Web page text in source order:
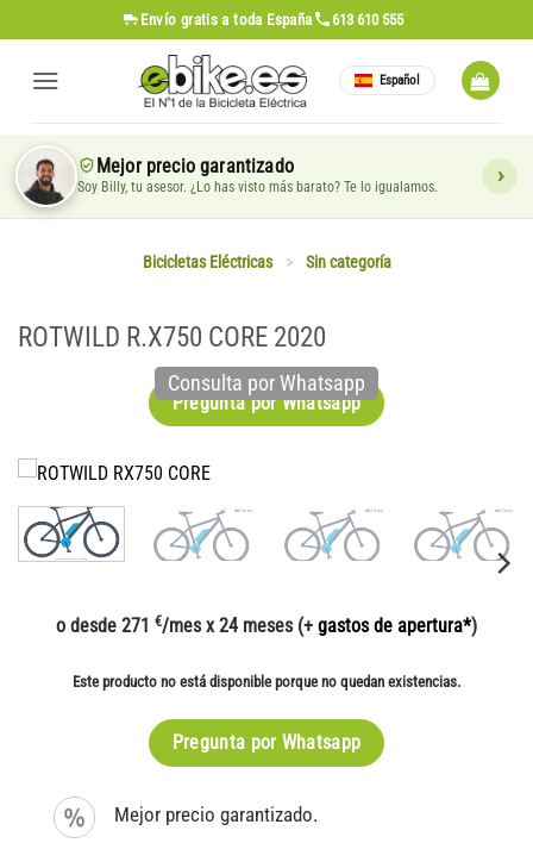
al
contenido
Envío gratis a toda España 613 610 555
Español
Mejor precio garantizado
Soy Billy, tu asesor. ¿Lo has visto más barato? Te lo igualamos.
Bicicletas Eléctricas > Sin categoría
ROTWILD R.X750 CORE 2020
Pregunta por Whatsapp
Consulta por Whatsapp
o desde 271 €/mes x 24 meses (+ gastos de apertura*)
Este producto no está disponible porque no quedan existencias.
Pregunta por Whatsapp
Mejor precio garantizado.